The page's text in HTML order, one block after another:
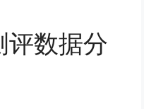
数据分